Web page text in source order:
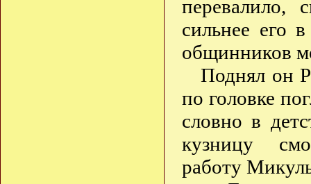
перевалило,
сильнее его
общинников
Поднял он
по головке
словно в
кузницу
работу